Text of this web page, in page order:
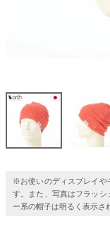
※お使いのディスプレイや
す。また、写真はフラッ
ー系の帽子は明るく表示さ